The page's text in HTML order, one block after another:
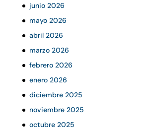
junio 2026
mayo 2026
abril 2026
marzo 2026
febrero 2026
enero 2026
diciembre 2025
noviembre 2025
octubre 2025